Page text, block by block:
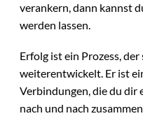
verankern, dann kannst
werden lassen.
Erfolg ist ein Prozess,
weiterentwickelt. Er ist
Verbindungen, die du dir
nach und nach